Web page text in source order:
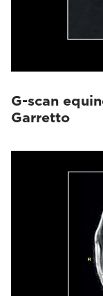
G-scan
Garretto